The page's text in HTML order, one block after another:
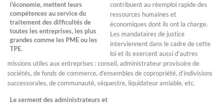
l’économie, mettent leurs
compétences au service du
traitement des difficultés de
toutes les entreprises, les plus
grandes comme les PME ou les
TPE.
contribuent au réemploi rapide des
ressources humaines et
économiques dont ils ont la charge.
Les mandataires de justice
interviennent dans le cadre de cette
loi et ils exercent aussi d’autres
missions utiles aux entreprises : conseil, administrateur provisoire de
sociétés, de fonds de commerce, d’ensembles de copropriété, d’indivisions
successorales, de communauté, séquestre, liquidateur amiable, etc.
Le serment des administrateurs et